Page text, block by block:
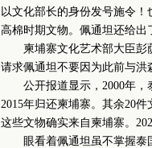
以文化部长的身份发号施令
高棉时期文物。佩通坦还给出
柬埔寨文化艺术部大臣彭萨
请求佩通坦不要因为此前与洪
公开报道显示，2000年，泰
2015年归还柬埔寨。其余20
这些文物确实来自柬埔寨。
眼看着佩通坦虽不掌握泰国